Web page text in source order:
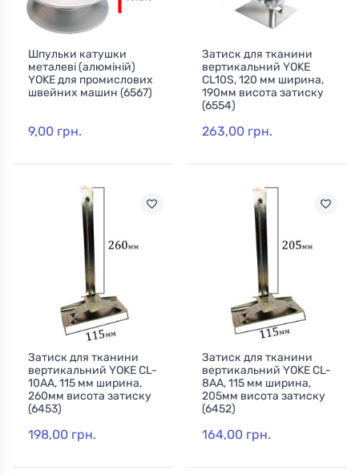
Шпульки катушки
металеві (алюміній)
YOKE для промислових
швейних машин (6567)
9,00 грн.
Затиск для тканини
вертикальний YOKE
CL10S, 120 мм ширина,
190мм висота затиску
(6554)
263,00 грн.
Затиск для тканини
вертикальний YOKE CL-
10AA, 115 мм ширина,
260мм висота затиску
(6453)
198,00 грн.
Затиск для тканини
вертикальний YOKE CL-
8AA, 115 мм ширина,
205мм висота затиску
(6452)
164,00 грн.